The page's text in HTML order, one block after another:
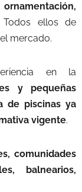
ellos de
mercado.
en la
y pequeñas
de piscinas ya
vigente.
comunidades
balnearios,